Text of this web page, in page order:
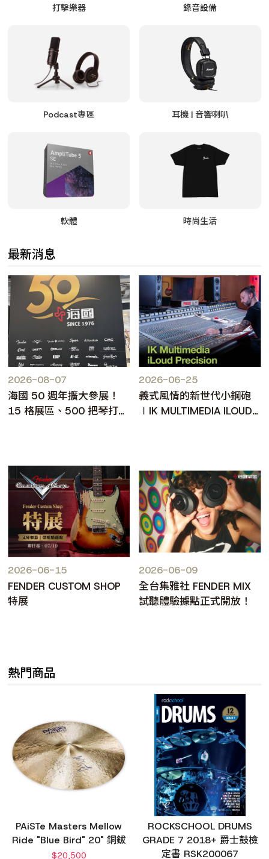
打擊樂器 錄音設備
Podcast專區 耳機 | 音響喇叭
軟體 時尚生活
最新消息
2026-08-07
海國 50 週年擴大參展！
15 格展區、500 把琴打造
2026-06-25
義式風情的新世代小鋼砲
∣IK MULTIMEDIA ILOUD
2026-06-15
FENDER CUSTOM SHOP
特展
2026-06-09
全台集雅社 FENDER MIX
試聽體驗據點正式開放！
熱門商品
PAiSTe Masters Mellow
Ride "Blue Bird" 20" 銅鈸
$20,500
ROCKSCHOOL DRUMS
GRADE 7 2018+ 爵士鼓檢
定書 RSK200067